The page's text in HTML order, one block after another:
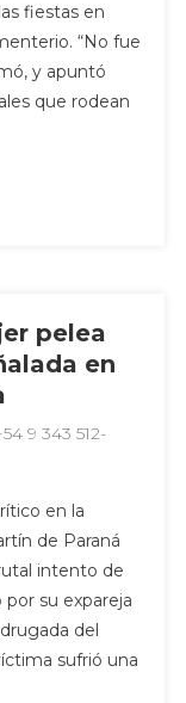
fiestas en
“No fue
y apuntó
que rodean
pelea
en
9 343 512-
en la
de Paraná
intento de
su expareja
del
sufrió una